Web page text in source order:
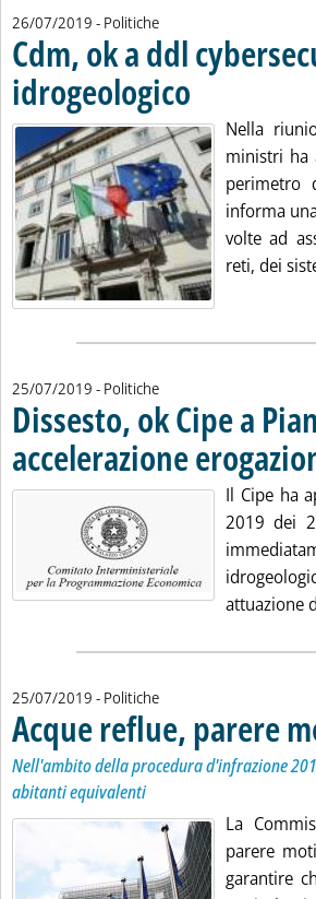
26/07/2019 - Politiche
Cdm, ok a ddl
idrogeologico . Pubblicata venerdì 26
Nella
ministri ha
perimetro
informa
volte ad
reti, dei
25/07/2019 - Politiche
Dissesto, ok Cipe a
accelerazione
Il Cipe ha
2019 dei
attuazione
25/07/2019 - Politiche
Acque reflue, parere
Nell'ambito della procedura d'infrazione
abitanti equivalenti
La
parere
garantire